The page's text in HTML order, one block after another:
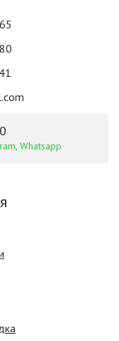
Whatsapp